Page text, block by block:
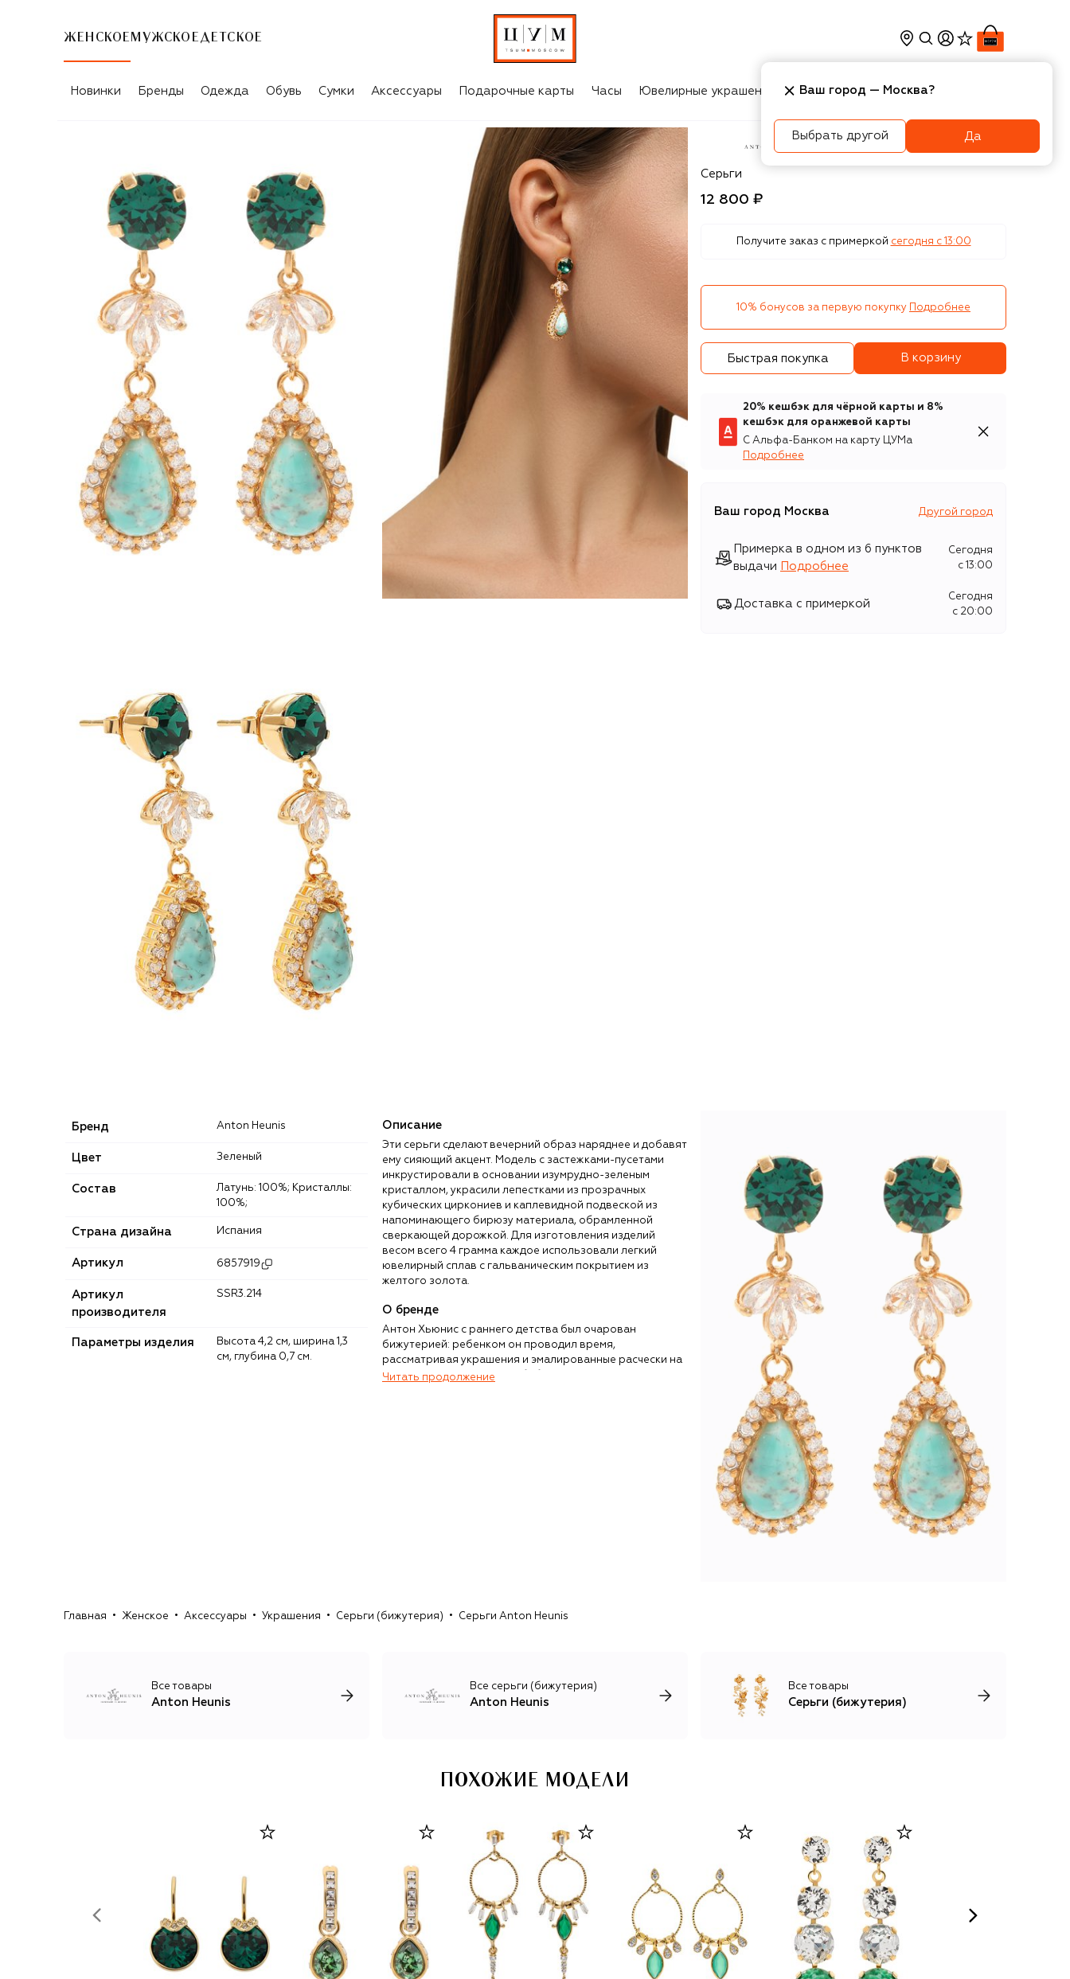
ЖЕНСКОЕ МУЖСКОЕ ДЕТСКОЕ
Новинки Бренды Одежда Обувь Сумки Аксессуары Подарочные карты Часы Ювелирные украшения Косметика Интерьер
Anton Heunis
Серьги
12 800 ₽
Получите заказ с примеркой сегодня c 13:00
10% бонусов за первую покупку Подробнее
Быстрая покупка В корзину
20% кешбэк для чёрной карты и 8%
кешбэк для оранжевой карты
С Альфа-Банком на карту ЦУМа
Подробнее
Ваш город Москва Другой город
Примерка в одном из 6 пунктов
выдачи
Подробнее
Сегодня
c 13:00
Доставка с примеркой
Сегодня
c 20:00
Бренд Anton Heunis
Цвет Зеленый
Состав
Латунь: 100%; Кристаллы:
100%;
Страна дизайна Испания
Артикул 6857919
Артикул
производителя
SSR3.214
Параметры изделия
Высота 4,2 см, ширина 1,3
см, глубина 0,7 см.
Описание
Эти серьги сделают вечерний образ наряднее и добавят
ему сияющий акцент. Модель с застежками-пусетами
инкрустировали в основании изумрудно-зеленым
кристаллом, украсили лепестками из прозрачных
кубических циркониев и каплевидной подвеской из
напоминающего бирюзу материала, обрамленной
сверкающей дорожкой. Для изготовления изделий
весом всего 4 грамма каждое использовали легкий
ювелирный сплав с гальваническим покрытием из
желтого золота.
О бренде
Антон Хьюнис с раннего детства был очарован
бижутерией: ребенком он проводил время,
рассматривая украшения и эмалированные расчески на
туалетном столике своей бабушки. Профессионально
украшения гораздо легче и комфортнее в носке, чем
Читать продолжение
Главная Женское Аксессуары Украшения Серьги (бижутерия) Серьги Anton Heunis
Все товары
Anton Heunis
Все серьги (бижутерия)
Anton Heunis
Все товары
Серьги (бижутерия)
ПОХОЖИЕ МОДЕЛИ
Ваш город — Москва?
Выбрать другой Да